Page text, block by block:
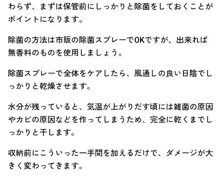
わらず、まずは保管前にしっかりと除菌をしておくことが
ポイントになります。
除菌の方法は市販の除菌スプレーでOKですが、出来れば
無香料のものを使用しましょう。
除菌スプレーで全体をケアしたら、風通しの良い日陰でし
っかりと乾燥させます。
水分が残っていると、気温が上がりだす頃には雑菌の原因
やカビの原因などを作ってしまうため、完全に乾くまでし
っかりと干します。
収納前にこういった一手間を加えるだけで、ダメージが大
きく変わってきます。